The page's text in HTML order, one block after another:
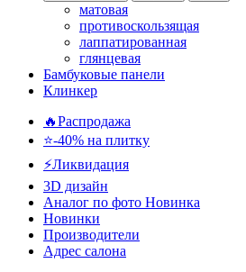
матовая
противоскользящая
лаппатированная
глянцевая
Бамбуковые панели
Клинкер
🔥Распродажа
⭐-40% на плитку
⚡️Ликвидация
3D дизайн
Аналог по фото Новинка
Новинки
Производители
Адрес салона